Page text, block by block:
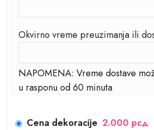
Okvirno vreme preuzimanja ili
NAPOMENA: Vreme dostave
u rasponu od 60 minuta
Cena dekoracije 2.000 рсд